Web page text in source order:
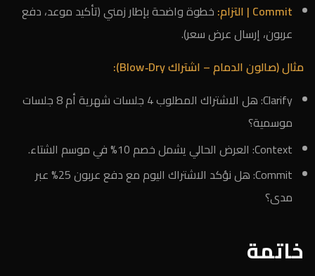
Commit | التزام:
خطوة واضحة بإطار زمني (تأكيد موعد، دفع
عربون، إرسال عرض سعر).
مثال (صالون الدمام – اشتراك Blow‑Dry):
Clarify: هل الاشتراك المطلوب 4 جلسات شهرية أم 8 جلسات
موسمية؟
Context: العرض الحالي يشمل خصم 10% في موسم الشتاء.
Commit: هل نؤكد الاشتراك اليوم مع دفع عربون 25% عبر
مدى؟
خاتمة